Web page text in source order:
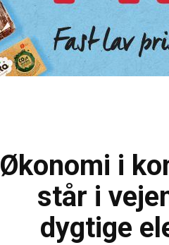
Økonomi i
står i
dygtige